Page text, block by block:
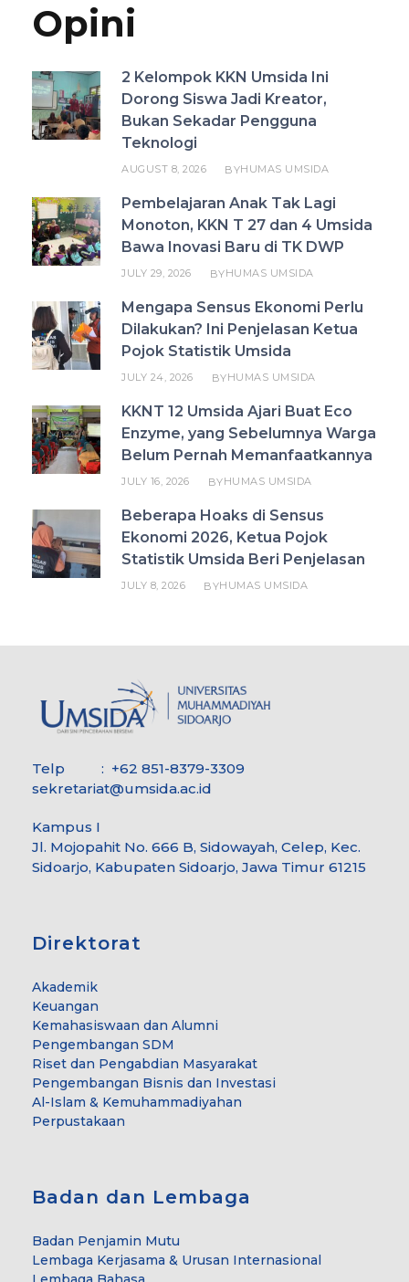
Opini
2 Kelompok KKN Umsida Ini
Dorong Siswa Jadi Kreator,
Bukan Sekadar Pengguna
Teknologi
AUGUST 8, 2026 BYHUMAS UMSIDA
Pembelajaran Anak Tak Lagi
Monoton, KKN T 27 dan 4 Umsida
Bawa Inovasi Baru di TK DWP
JULY 29, 2026 BYHUMAS UMSIDA
Mengapa Sensus Ekonomi Perlu
Dilakukan? Ini Penjelasan Ketua
Pojok Statistik Umsida
JULY 24, 2026 BYHUMAS UMSIDA
KKNT 12 Umsida Ajari Buat Eco
Enzyme, yang Sebelumnya Warga
Belum Pernah Memanfaatkannya
JULY 16, 2026 BYHUMAS UMSIDA
Beberapa Hoaks di Sensus
Ekonomi 2026, Ketua Pojok
Statistik Umsida Beri Penjelasan
JULY 8, 2026 BYHUMAS UMSIDA
Telp : +62 851-8379-3309
sekretariat@umsida.ac.id
Kampus I
Jl. Mojopahit No. 666 B, Sidowayah, Celep, Kec.
Sidoarjo, Kabupaten Sidoarjo, Jawa Timur 61215
Direktorat
Akademik
Keuangan
Kemahasiswaan dan Alumni
Pengembangan SDM
Riset dan Pengabdian Masyarakat
Pengembangan Bisnis dan Investasi
Al-Islam & Kemuhammadiyahan
Perpustakaan
Badan dan Lembaga
Badan Penjamin Mutu
Lembaga Kerjasama & Urusan Internasional